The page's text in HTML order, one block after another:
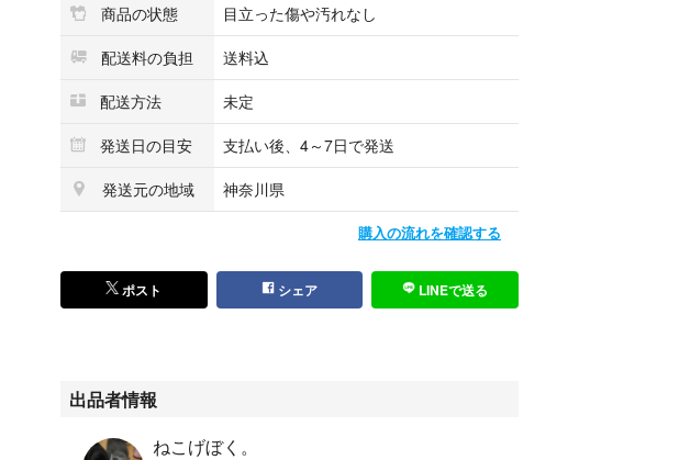
商品の状態
目立った傷や汚れなし
配送料の負担
送料込
配送方法
未定
発送日の目安
支払い後、4～7日で発送
発送元の地域
神奈川県
購入の流れを確認する
ポスト シェア LINEで送る
出品者情報
ねこげぼく。